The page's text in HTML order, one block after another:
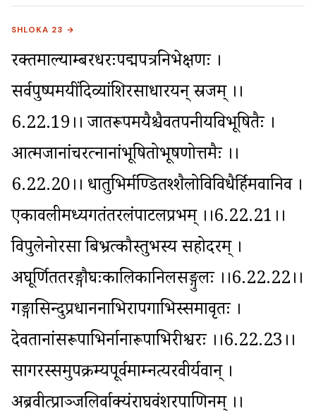
SHLOKA 23 →
रक्तमाल्याम्बरधरःपद्मपत्रनिभेक्षणः ।
सर्वपुष्पमयींदिव्यांशिरसाधारयन् स्रजम् ।।
6.22.19।। जातरूपमयैश्चैवतपनीयविभूषितैः ।
आत्मजानांचरत्नानांभूषितोभूषणोत्तमैः ।।
6.22.20।। धातुभिर्मण्डितश्शैलोविविधैर्हिमवानिव ।
एकावलीमध्यगतंतरलंपाटलप्रभम् ।।6.22.21।।
विपुलेनोरसा बिभ्रत्कौस्तुभस्य सहोदरम् ।
अघूर्णिततरङ्गौघःकालिकानिलसङ्गुलः ।।6.22.22।।
गङ्गासिन्दुप्रधाननाभिरापगाभिस्समावृतः ।
देवतानांसरूपाभिर्नानारूपाभिरीश्वरः ।।6.22.23।।
सागरस्समुपक्रम्यपूर्वमाम्नत्यरवीर्यवान् ।
अब्रवीत्प्राञ्जलिर्वाक्यंराघवंशरपाणिनम् ।।